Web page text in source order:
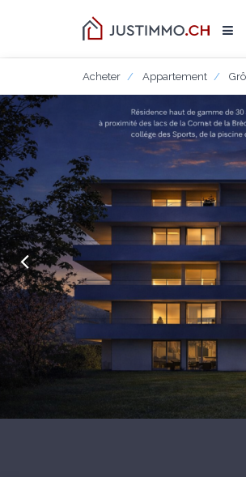
Acheter Appartement